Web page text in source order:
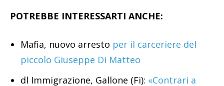
POTREBBE INTERESSARTI ANCHE:
Mafia, nuovo arresto per il carceriere del
piccolo Giuseppe Di Matteo
dl Immigrazione, Gallone (Fi): «Contrari a